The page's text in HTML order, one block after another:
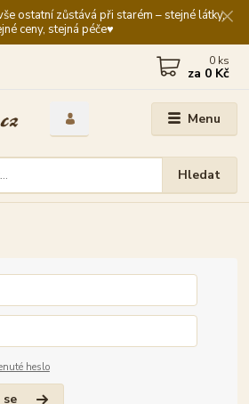
ostatní zůstává při starém – stejné látky,
ceny, stejná péče♥️
Menu
Hledat
0 ks
za 0 Kč
heslo